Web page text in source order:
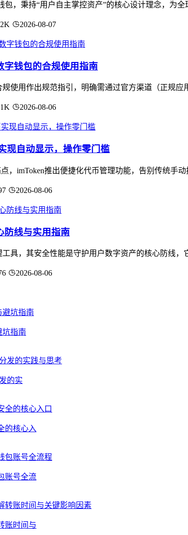
包，秉持“用户自主掌控资产”的核心设计理念，为
2026-08-07
钱包的合规使用指南
使用作出规范指引，明确需通过官方渠道（正规
2026-08-06
现自动显示，操作零门槛
，imToken推出便捷化代币管理功能，告别传统手
2026-08-06
防线与实用指南
具，其安全性能是守护用户数字资产的核心防线
2026-08-06
坑指南
的实
的核心入
账号全流
账时间与